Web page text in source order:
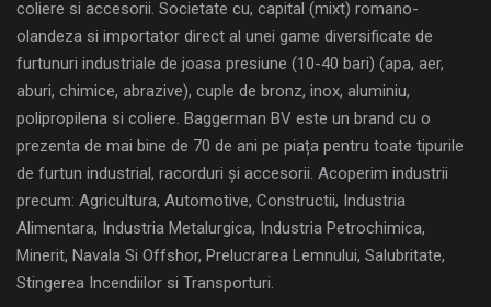
coliere si accesorii. Societate cu, capital (mixt) romano-
olandeza si importator direct al unei game diversificate de
furtunuri industriale de joasa presiune (10-40 bari) (apa, aer,
aburi, chimice, abrazive), cuple de bronz, inox, aluminiu,
polipropilena si coliere. Baggerman BV este un brand cu o
prezenta de mai bine de 70 de ani pe piața pentru toate tipurile
de furtun industrial, racorduri și accesorii. Acoperim industrii
precum: Agricultura, Automotive, Constructii, Industria
Alimentara, Industria Metalurgica, Industria Petrochimica,
Minerit, Navala Si Offshor, Prelucrarea Lemnului, Salubritate,
Stingerea Incendiilor si Transporturi.